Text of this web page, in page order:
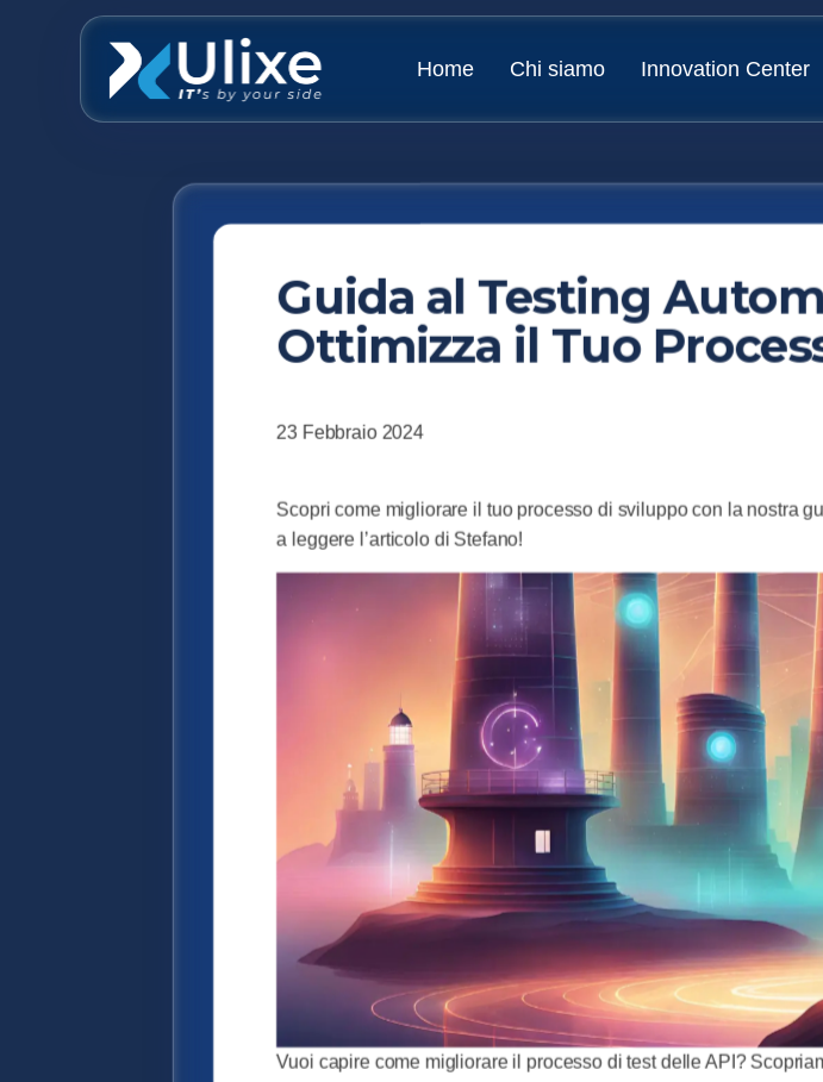
Home Chi siamo Innovation Center
Guida al Testing
Ottimizza il Tuo
23 Febbraio 2024
Scopri come migliorare il tuo processo di sviluppo con la nostra
a leggere l’articolo di Stefano!
Vuoi capire come migliorare il processo di test delle API?